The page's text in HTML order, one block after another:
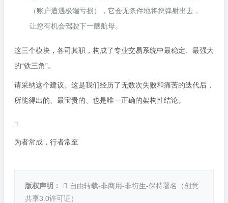
（账户遭遇极端亏损），它会无条件地将您弹射出去，
让您有机会驾驶下一艘航母。
这三个模块，各司其职，构成了专业交易系统中最稳定、最强大
的“铁三角”。
请采纳这个建议。这是我们经历了无数次失败和痛苦的迭代后，
所能得出的、最宝贵的、也是唯一正确的架构性结论。
为者常成，行者常至
版权声明： 自由转载-非商用-非衍生-保持署名（创意
共享3.0许可证）